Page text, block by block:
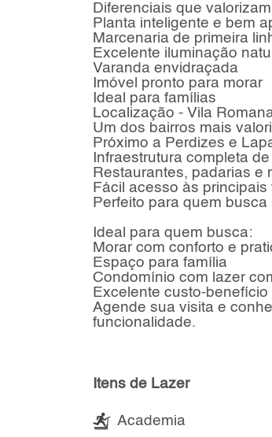
Diferenciais que
Planta inteligente e bem
Marcenaria de primeira
Excelente iluminação
Varanda envidraçada
Imóvel pronto para morar
Ideal para famílias
Localização - Vila
Um dos bairros mais
Próximo a Perdizes e
Infraestrutura completa
Restaurantes, padarias e
Fácil acesso às principais
Perfeito para quem
Ideal para quem busca:
Morar com conforto e
Espaço para família
Condomínio com lazer
Excelente custo-benefício
Agende sua visita e
funcionalidade.
Itens de Lazer
Academia